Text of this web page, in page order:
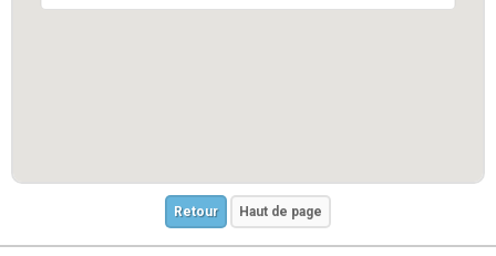
Retour Haut de page